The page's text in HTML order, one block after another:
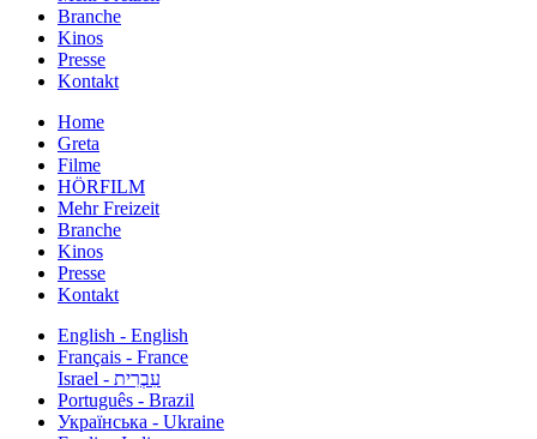
Branche
Kinos
Presse
Kontakt
Home
Greta
Filme
HÖRFILM
Mehr Freizeit
Branche
Kinos
Presse
Kontakt
English - English
Français - France
עִבְרִית - Israel
Português - Brazil
Українська - Ukraine